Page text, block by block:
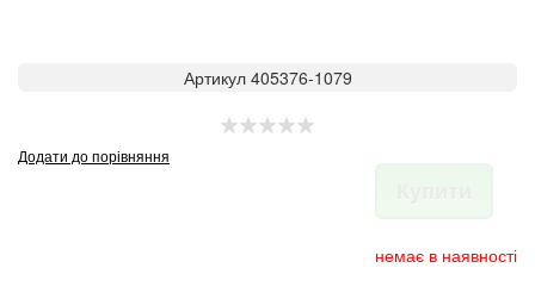
Артикул 405376-1079
Додати до порівняння
немає в наявності